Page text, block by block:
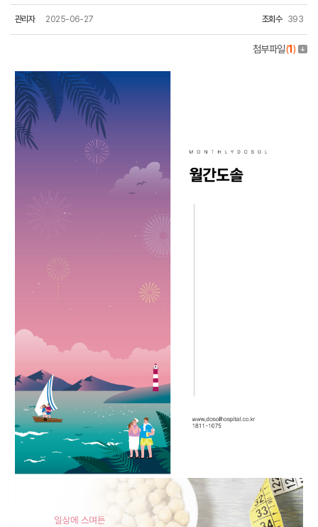
관리자 2025-06-27 조회수 393
첨부파일(1 )